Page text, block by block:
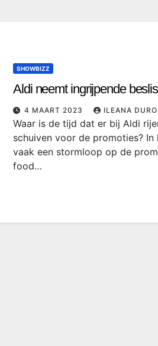
SHOWBIZZ
Aldi neemt ingrijpende
4 MAART 2023 ILEANA
Waar is de tijd dat er bij Aldi
schuiven voor de promoties?
vaak een stormloop op de
food…